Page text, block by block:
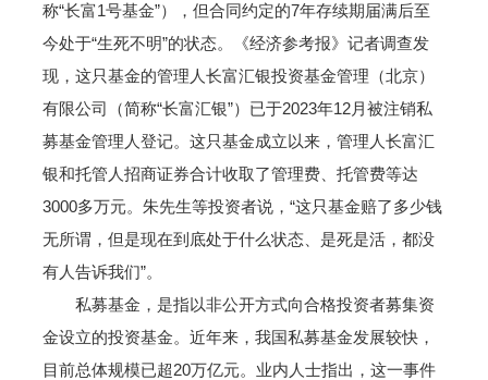
称“长富1号基金”），但合同约定的7年存续期届满后至
今处于“生死不明”的状态。《经济参考报》记者调查发
现，这只基金的管理人长富汇银投资基金管理（北京）
有限公司（简称“长富汇银”）已于2023年12月被注销私
募基金管理人登记。这只基金成立以来，管理人长富汇
银和托管人招商证券合计收取了管理费、托管费等达
3000多万元。朱先生等投资者说，“这只基金赔了多少钱
无所谓，但是现在到底处于什么状态、是死是活，都没
有人告诉我们”。
私募基金，是指以非公开方式向合格投资者募集资
金设立的投资基金。近年来，我国私募基金发展较快，
目前总体规模已超20万亿元。业内人士指出，这一事件